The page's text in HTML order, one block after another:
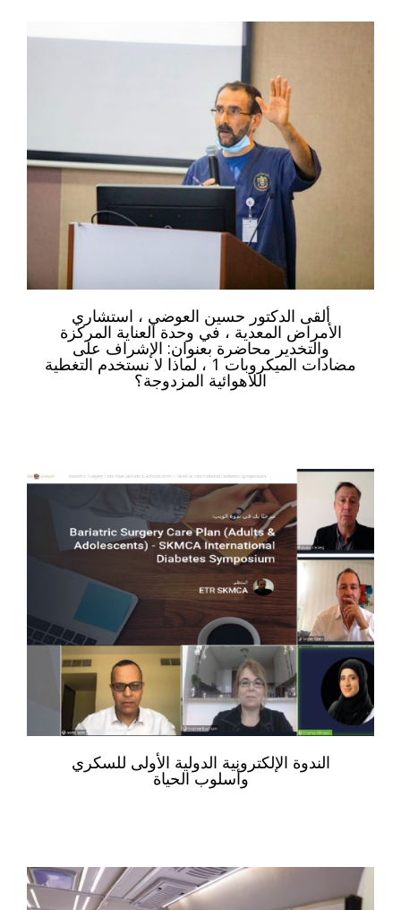
ألقى الدكتور حسين العوضي ، استشاري
الأمراض المعدية ، في وحدة العناية المركزة
والتخدير محاضرة بعنوان: الإشراف على
مضادات الميكروبات 1 ، لماذا لا نستخدم التغطية
اللاهوائية المزدوجة؟
الندوة الإلكترونية الدولية الأولى للسكري
وأسلوب الحياة